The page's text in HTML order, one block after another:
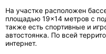
На участке расположен
площадью 19×14 метров с
также есть спортивные и
автостоянка. По всей
интернет.